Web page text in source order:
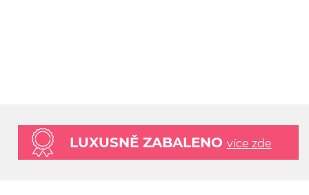
LUXUSNĚ ZABALENO více zde